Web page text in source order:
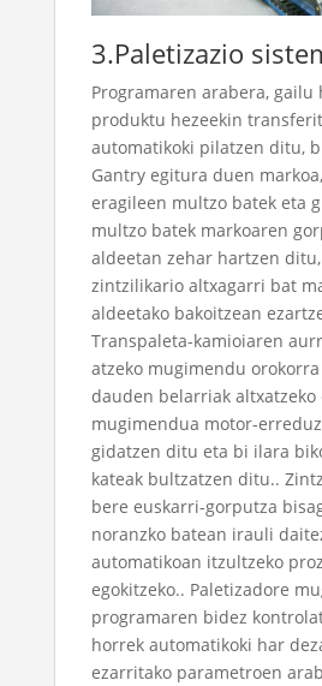
3.Paletizazio
Programaren arabera, gailu
produktu hezeekin
automatikoki pilatzen ditu,
Gantry egitura duen
eragileen multzo batek eta
multzo batek markoaren
aldeetan zehar hartzen
zintzilikario altxagarri bat
aldeetako bakoitzean
Transpaleta-kamioiaren
atzeko mugimendu
dauden belarriak altxatzeko
mugimendua motor-
gidatzen ditu eta bi ilara
kateak bultzatzen ditu..
bere euskarri-gorputza
noranzko batean irauli
automatikoan itzultzeko
egokitzeko.. Paletizadore
programaren bidez
horrek automatikoki har
ezarritako parametroen